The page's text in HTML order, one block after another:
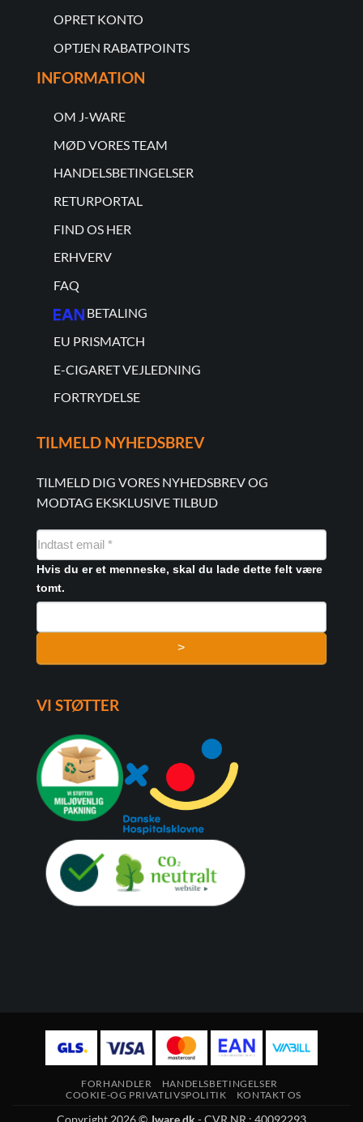
OPRET KONTO
OPTJEN RABATPOINTS
INFORMATION
OM J-WARE
MØD VORES TEAM
HANDELSBETINGELSER
RETURPORTAL
FIND OS HER
ERHVERV
FAQ
BETALING
EU PRISMATCH
E-CIGARET VEJLEDNING
FORTRYDELSE
TILMELD NYHEDSBREV
TILMELD DIG VORES NYHEDSBREV OG
MODTAG EKSKLUSIVE TILBUD
NYHEDSMAIL
FORMULAR
Hvis du er et menneske, skal du lade dette felt være
tomt.
>
VI STØTTER
FORHANDLER
HANDELSBETINGELSER
COOKIE-OG PRIVATLIVSPOLITIK
KONTAKT OS